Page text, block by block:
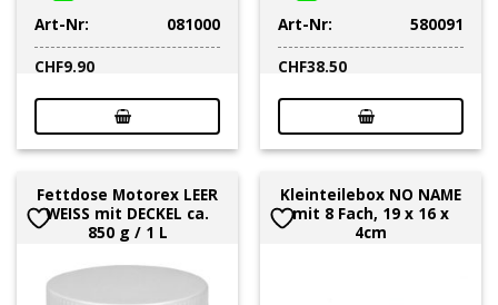
Art-Nr:
081000
CHF9.90
Art-Nr:
580091
CHF38.50
Fettdose Motorex LEER
WEISS mit DECKEL ca.
850 g / 1 L
Kleinteilebox NO NAME
mit 8 Fach, 19 x 16 x
4cm